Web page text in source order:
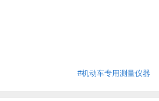
#机动车专用测量仪器